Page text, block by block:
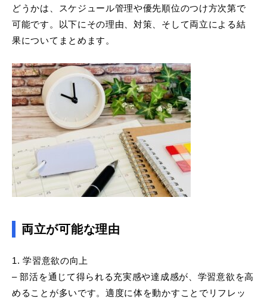
どうかは、スケジュール管理や優先順位のつけ方次第で
可能です。以下にその理由、対策、そして両立による結
果についてまとめます。
両立が可能な理由
1. 学習意欲の向上
– 部活を通じて得られる充実感や達成感が、学習意欲を高
めることが多いです。適度に体を動かすことでリフレッ